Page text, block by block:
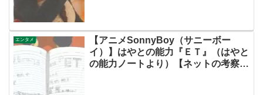
エンタメ
【アニメSonnyBoy（サニーボー
イ）】はやとの能力『ＥＴ』（はやと
の能力ノートより）【ネットの考察ネ